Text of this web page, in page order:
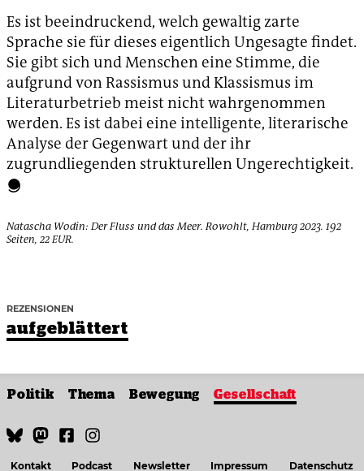
Es ist beeindruckend, welch gewaltig zarte
Sprache sie für dieses eigentlich Ungesagte findet.
Sie gibt sich und Menschen eine Stimme, die
aufgrund von Rassismus und Klassismus im
Literaturbetrieb meist nicht wahrgenommen
werden. Es ist dabei eine intelligente, literarische
Analyse der Gegenwart und der ihr
zugrundliegenden strukturellen Ungerechtigkeit.
Natascha Wodin: Der Fluss und das Meer. Rowohlt, Hamburg 2023. 192
Seiten, 22 EUR.
REZENSIONEN
aufgeblättert
Politik Thema Bewegung Gesellschaft
Kontakt Podcast Newsletter Impressum Datenschutz